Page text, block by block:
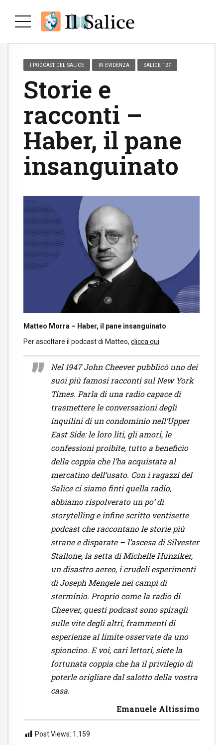
I PODCAST DEL SALICE IN EVIDENZA SALICE 127
Storie e
racconti –
Haber, il pane
insanguinato
Matteo Morra – Haber, il pane insanguinato
Per ascoltare il podcast di Matteo, clicca qui
Nel 1947 John Cheever pubblicò uno dei
suoi più famosi racconti sul New York
Times. Parla di una radio capace di
trasmettere le conversazioni degli
inquilini di un condominio nell’Upper
East Side: le loro liti, gli amori, le
confessioni proibite, tutto a beneficio
della coppia che l’ha acquistata al
mercatino dell’usato. Con i ragazzi del
Salice ci siamo finti quella radio,
abbiamo rispolverato un po’ di
storytelling e infine scritto ventisette
podcast che raccontano le storie più
strane e disparate – l’ascesa di Silvester
Stallone, la setta di Michelle Hunziker,
un disastro aereo, i crudeli esperimenti
di Joseph Mengele nei campi di
sterminio. Proprio come la radio di
Cheever, questi podcast sono spiragli
sulle vite degli altri, frammenti di
esperienze al limite osservate da uno
spioncino. E voi, cari lettori, siete la
fortunata coppia che ha il privilegio di
poterle origliare dal salotto della vostra
casa.
Emanuele Altissimo
Post Views: 1.159